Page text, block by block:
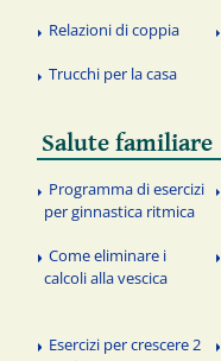
Relazioni di coppia
Trucchi per la casa
Salute familiare
Programma di esercizi
per ginnastica ritmica
Come eliminare i
calcoli alla vescica
Esercizi per crescere 2